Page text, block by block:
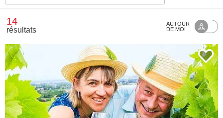
14
résultats
AUTOUR
DE MOI